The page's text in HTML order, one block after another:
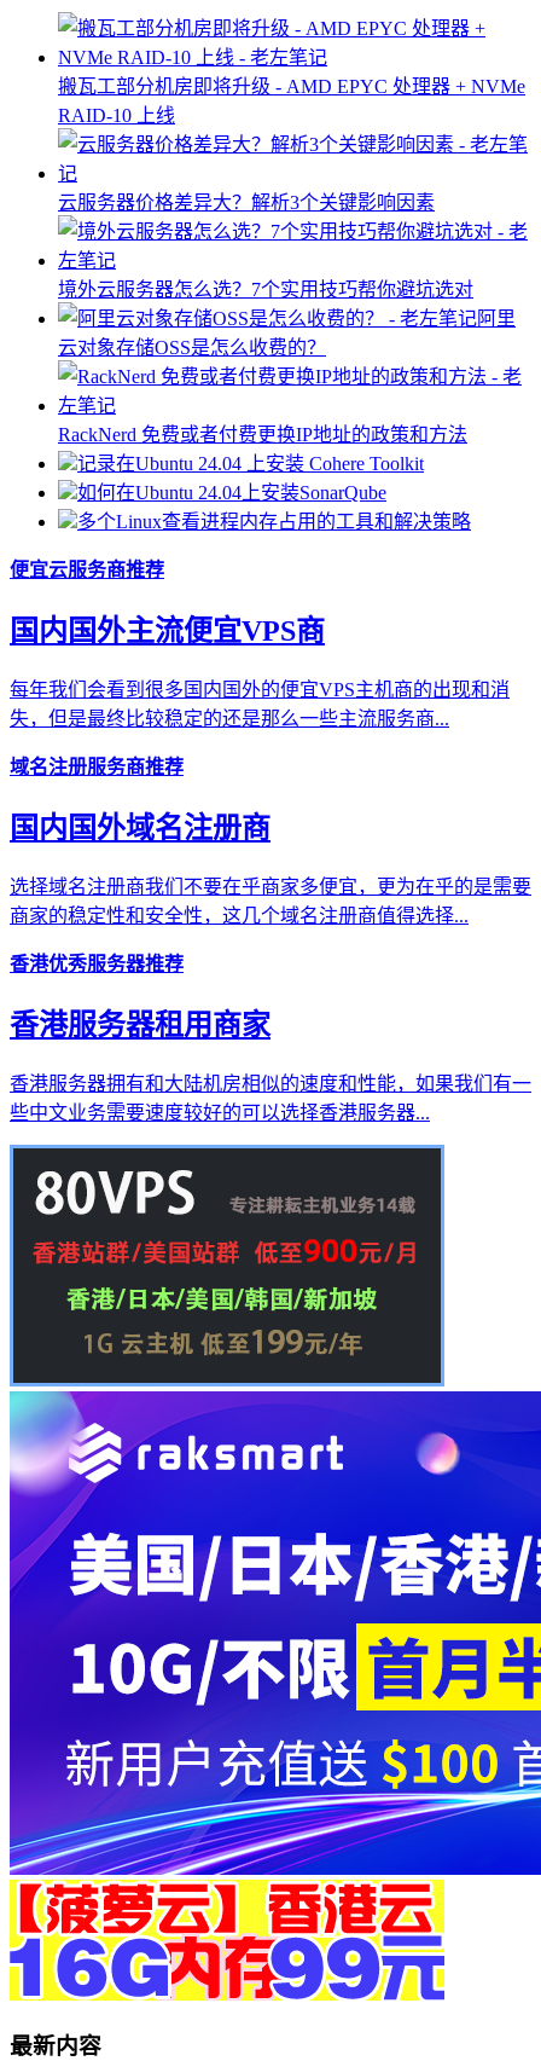
搬瓦工部分机房即将升级 - AMD EPYC 处理器 + NVMe
RAID-10 上线
云服务器价格差异大？解析3个关键影响因素
境外云服务器怎么选？7个实用技巧帮你避坑选对
阿里
云对象存储OSS是怎么收费的？
RackNerd 免费或者付费更换IP地址的政策和方法
记录在Ubuntu 24.04 上安装 Cohere Toolkit
如何在Ubuntu 24.04上安装SonarQube
多个Linux查看进程内存占用的工具和解决策略
便宜云服务商推荐
国内国外主流便宜VPS商
每年我们会看到很多国内国外的便宜VPS主机商的出现和消
失，但是最终比较稳定的还是那么一些主流服务商...
域名注册服务商推荐
国内国外域名注册商
选择域名注册商我们不要在乎商家多便宜，更为在乎的是需要
商家的稳定性和安全性，这几个域名注册商值得选择...
香港优秀服务器推荐
香港服务器租用商家
香港服务器拥有和大陆机房相似的速度和性能，如果我们有一
些中文业务需要速度较好的可以选择香港服务器...
最新内容